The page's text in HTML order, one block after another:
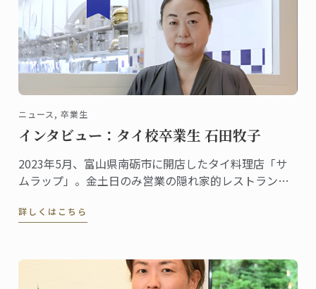
ニュース, 卒業生
インタビュー：タイ校卒業生 石田牧子
2023年5月、富山県南砺市に開店したタイ料理店「サ
ムラップ」。金土日のみ営業の隠れ家的レストランに
既に評判、地元客はもちろん、遠くから足を延ばす人
詳しくはこちら